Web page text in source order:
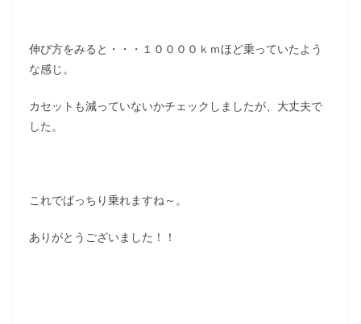
伸び方をみると・・・１００００ｋｍほど乗っていたよう
な感じ。
カセットも減っていないかチェックしましたが、大丈夫で
した。
これでばっちり乗れますね～。
ありがとうございました！！